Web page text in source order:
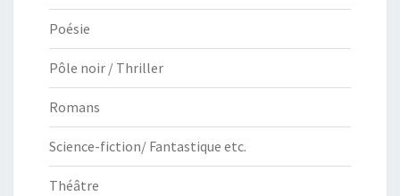
Poésie
Pôle noir / Thriller
Romans
Science-fiction/ Fantastique etc.
Théâtre